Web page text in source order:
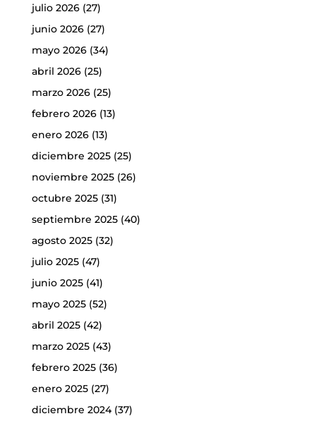
julio 2026(27)
junio 2026(27)
mayo 2026(34)
abril 2026(25)
marzo 2026(25)
febrero 2026(13)
enero 2026(13)
diciembre 2025(25)
noviembre 2025(26)
octubre 2025(31)
septiembre 2025(40)
agosto 2025(32)
julio 2025(47)
junio 2025(41)
mayo 2025(52)
abril 2025(42)
marzo 2025(43)
febrero 2025(36)
enero 2025(27)
diciembre 2024(37)